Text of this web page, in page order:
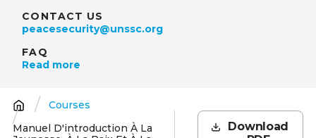
CONTACT US
peacesecurity@unssc.org
FAQ
Read more
Breadcrumb
Courses
Manuel D'introduction À La
Download